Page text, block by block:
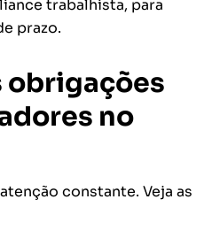
trabalhista, para
prazo.
obrigações
no
constante. Veja as